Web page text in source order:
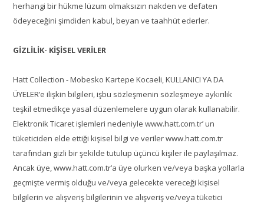
herhangi bir hükme lüzum olmaksızın nakden ve defaten
ödeyeceğini şimdiden kabul, beyan ve taahhüt ederler.
GİZLİLİK- KİŞİSEL VERİLER
Hatt Collection - Mobesko Kartepe Kocaeli, KULLANICI YA DA
ÜYELER’e ilişkin bilgileri, işbu sözleşmenin sözleşmeye aykırılık
teşkil etmedikçe yasal düzenlemelere uygun olarak kullanabilir.
Elektronik Ticaret işlemleri nedeniyle www.hatt.com.tr’ un
tüketiciden elde ettiği kişisel bilgi ve veriler www.hatt.com.tr
tarafından gizli bir şekilde tutulup üçüncü kişiler ile paylaşılmaz.
Ancak üye, www.hatt.com.tr’a üye olurken ve/veya başka yollarla
geçmişte vermiş olduğu ve/veya gelecekte vereceği kişisel
bilgilerin ve alışveriş bilgilerinin ve alışveriş ve/veya tüketici